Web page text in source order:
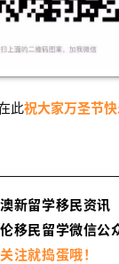
此祝大家万圣节
新留学移民资讯
移民留学微信公
注就捣蛋哦！